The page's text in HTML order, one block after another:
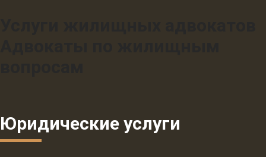
Юридические услуги